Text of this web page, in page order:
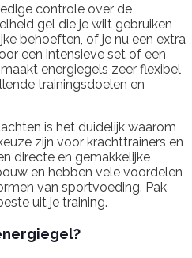
controle over de
gel die je wilt gebruiken
behoeften, of je nu een extra
een intensieve set of een
energiegels zeer flexibel
trainingsdoelen en
is het duidelijk waarom
zijn voor krachttrainers en
directe en gemakkelijke
en hebben vele voordelen
van sportvoeding. Pak
uit je training.